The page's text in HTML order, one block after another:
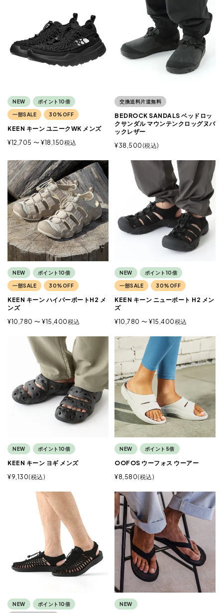
NEW ポイント10倍
一部SALE 30%OFF
KEEN キーン ユニークWK メンズ
¥12,705 〜 ¥18,150税込
交換送料片道無料
BEDROCK SANDALS ベッドロッ
クサンダル マウンテンクロッグヌバ
ックレザー
¥38,500 税込
NEW ポイント10倍
一部SALE 30%OFF
KEEN キーン ハイパーポートH2 メ
ンズ
¥10,780 〜 ¥15,400税込
NEW ポイント10倍
一部SALE 30%OFF
KEEN キーン ニューポート H2 メン
ズ
¥10,780 〜 ¥15,400税込
NEW ポイント10倍
KEEN キーン ヨギ メンズ
¥9,130 税込
NEW ポイント5倍
OOFOS ウーフォス ウーアー
¥8,580 税込
NEW ポイント10倍 NEW